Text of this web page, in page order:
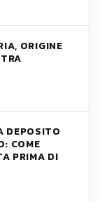
ORIGINE
DEPOSITO
COME
PRIMA DI